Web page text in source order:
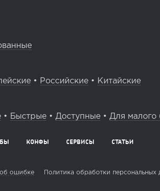
• Российские • Китайские
• Быстрые • Доступные • Для малого
КОНФЫ СЕРВИСЫ СТАТЬИ
ошибке Политика обработки персональных